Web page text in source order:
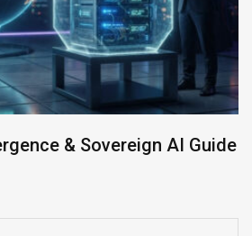
Breach Real Systems